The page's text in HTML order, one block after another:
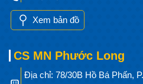
Xem bản đồ
CS MN Phước Long
Địa chỉ: 78/30B Hồ Bá Phấn,